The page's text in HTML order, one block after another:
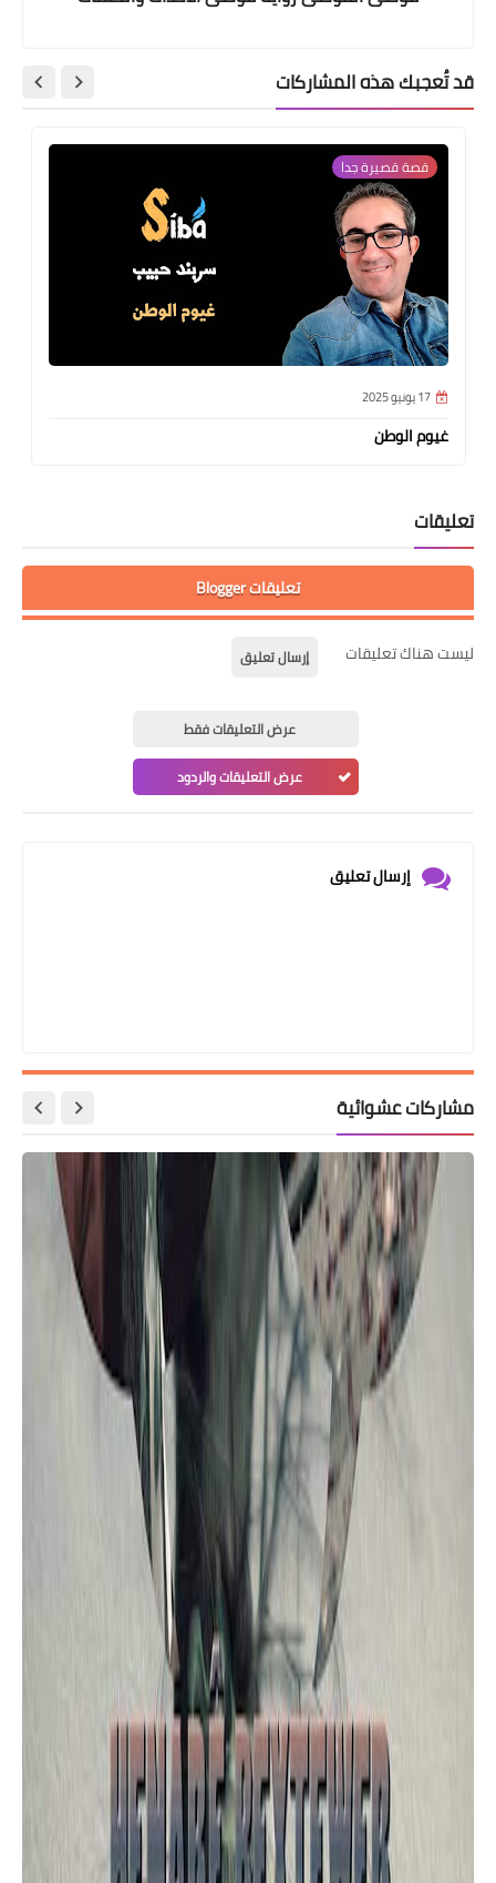
قد تُعجبك هذه المشاركات
قصة قصيرة جدا
17 يونيو 2025
غيوم الوطن
تعليقات
تعليقات Blogger
ليست هناك تعليقات إرسال تعليق
عرض التعليقات فقط
عرض التعليقات والردود
إرسال تعليق
مشاركات عشوائية